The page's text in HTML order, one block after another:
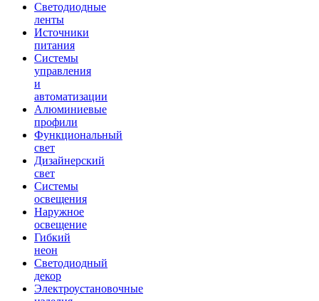
Светодиодные
ленты
Источники
питания
Системы
управления
и
автоматизации
Алюминиевые
профили
Функциональный
свет
Дизайнерский
свет
Системы
освещения
Наружное
освещение
Гибкий
неон
Светодиодный
декор
Электроустановочные